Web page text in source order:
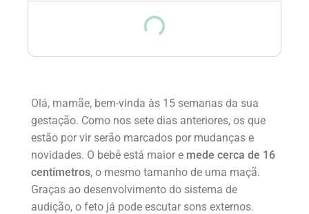
Olá, mamãe, bem-vinda às 15 semanas da sua
gestação. Como nos sete dias anteriores, os que
estão por vir serão marcados por mudanças e
novidades. O bebê está maior e mede cerca de 16
centímetros, o mesmo tamanho de uma maçã.
Graças ao desenvolvimento do sistema de
audição, o feto já pode escutar sons externos.